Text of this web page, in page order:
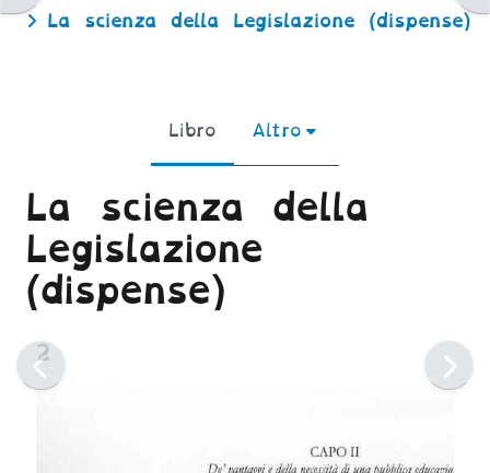
La scienza della Legislazione (dispense)
Libro Altro
La scienza della
Legislazione
(dispense)
2